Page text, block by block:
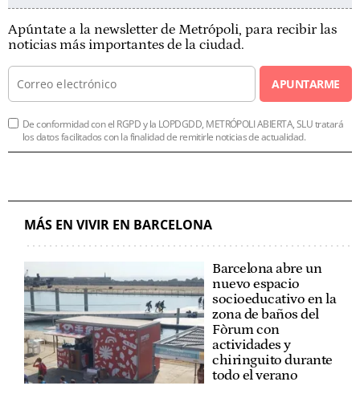
Apúntate a la newsletter de Metrópoli, para recibir las
noticias más importantes de la ciudad.
APUNTARME
De conformidad con el RGPD y la LOPDGDD, METRÓPOLI ABIERTA, SLU tratará
los datos facilitados con la finalidad de remitirle noticias de actualidad.
MÁS EN VIVIR EN BARCELONA
Barcelona abre un
nuevo espacio
socioeducativo en la
zona de baños del
Fòrum con
actividades y
chiringuito durante
todo el verano